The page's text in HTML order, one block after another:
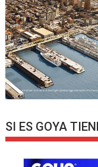
SI ES GOYA